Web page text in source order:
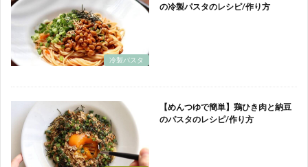
冷製パスタ
の冷製パスタのレシピ/作り方
【めんつゆで簡単】鶏ひき肉と納豆
のパスタのレシピ/作り方